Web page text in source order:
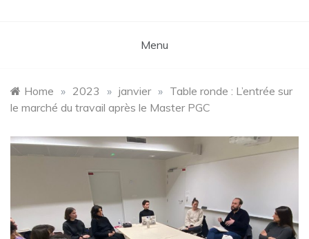
élèves du master Politique et
Gestion de la Culture
Menu
Home » 2023 » janvier » Table ronde : L’entrée sur
le marché du travail après le Master PGC